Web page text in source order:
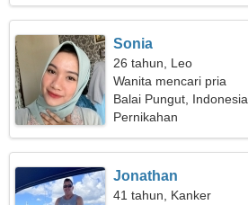
Sonia
26 tahun, Leo
Wanita mencari pria
Balai Pungut, Indonesia
Pernikahan
Jonathan
41 tahun, Kanker